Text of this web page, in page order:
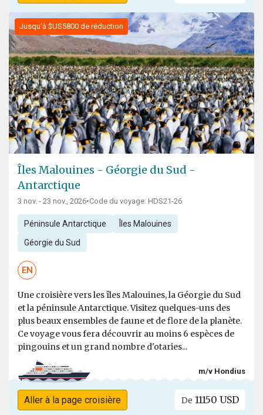
Jusqu'à $US5800 de réduction
Îles Malouines - Géorgie du Sud -
Antarctique
3 nov. - 23 nov., 2026•Code du voyage: HDS21-26
Péninsule Antarctique Îles Malouines
Géorgie du Sud
EN
Une croisière vers les îles Malouines, la Géorgie du Sud
et la péninsule Antarctique. Visitez quelques-uns des
plus beaux ensembles de faune et de flore de la planète.
Ce voyage vous fera découvrir au moins 6 espèces de
pingouins et un grand nombre d'otaries...
m/v Hondius
Aller à la page croisière De 11150 USD